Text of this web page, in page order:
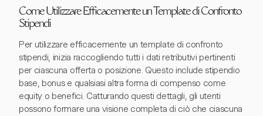
Come Utilizzare Efficacemente un Template di Confronto
Stipendi
Per utilizzare efficacemente un template di confronto
stipendi, inizia raccogliendo tutti i dati retributivi pertinenti
per ciascuna offerta o posizione. Questo include stipendio
base, bonus e qualsiasi altra forma di compenso come
equity o benefici. Catturando questi dettagli, gli utenti
possono formare una visione completa di ciò che ciascuna